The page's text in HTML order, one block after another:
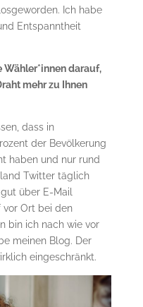
Ich habe
Entspanntheit
Wähler*innen darauf,
mehr zu Ihnen
dass in
der Bevölkerung
haben und nur rund
Twitter täglich
über E-Mail
Ort bei den
bin ich nach wie vor
meinen Blog. Der
eingeschränkt.